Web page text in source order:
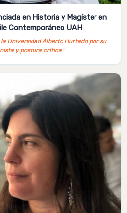
en Historia y Magíster en
Contemporáneo UAH
Universidad Alberto Hurtado por su
y postura crítica”